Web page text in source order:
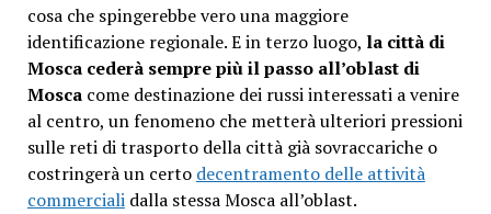
cosa che spingerebbe vero una maggiore
identificazione regionale. E in terzo luogo, la città di
Mosca cederà sempre più il passo all’oblast di
Moscacome destinazione dei russi interessati a venire
al centro, un fenomeno che metterà ulteriori pressioni
sulle reti di trasporto della città già sovraccariche o
costringerà un certo decentramento delle attività
commercialidalla stessa Mosca all’oblast.